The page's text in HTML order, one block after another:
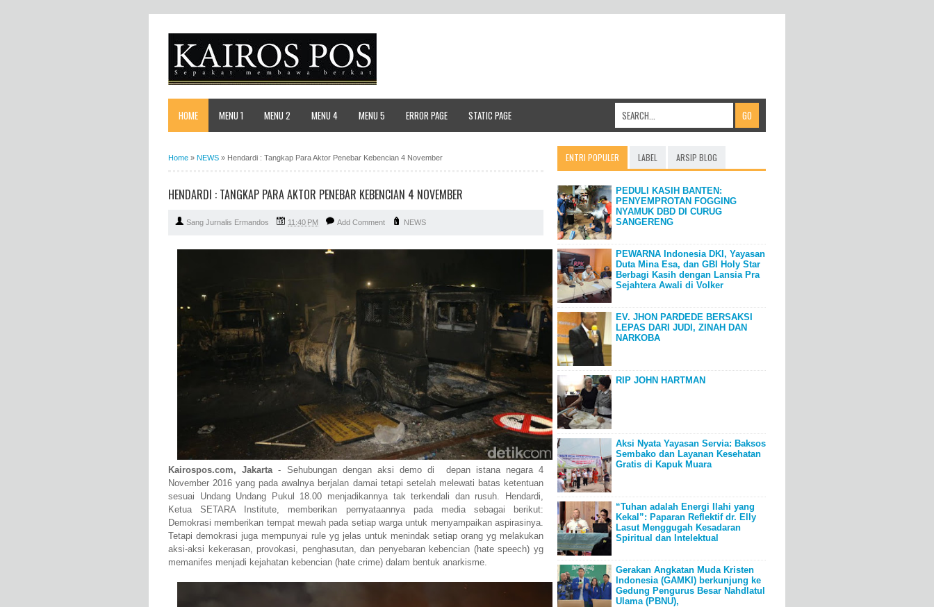
HOME MENU 1 MENU 2 MENU 4 MENU 5 ERROR PAGE STATIC PAGE
Home » NEWS » Hendardi : Tangkap Para Aktor Penebar Kebencian 4 November
HENDARDI : TANGKAP PARA AKTOR PENEBAR KEBENCIAN 4 NOVEMBER
Sang Jurnalis Ermandos 11:40 PM Add Comment NEWS
Kairospos.com, Jakarta- Sehubungan dengan aksi demo di depan istana negara 4
November 2016 yang pada awalnya berjalan damai tetapi setelah melewati batas ketentuan
sesuai Undang Undang Pukul 18.00 menjadikannya tak terkendali dan rusuh. Hendardi,
Ketua SETARA Institute, memberikan pernyataannya pada media sebagai berikut:
Demokrasi memberikan tempat mewah pada setiap warga untuk menyampaikan aspirasinya.
Tetapi demokrasi juga mempunyai rule yg jelas untuk menindak setiap orang yg melakukan
aksi-aksi kekerasan, provokasi, penghasutan, dan penyebaran kebencian (hate speech) yg
memanifes menjadi kejahatan kebencian (hate crime) dalam bentuk anarkisme.
ENTRI POPULER LABEL ARSIP BLOG
PEDULI KASIH BANTEN:
PENYEMPROTAN FOGGING
NYAMUK DBD DI CURUG
SANGERENG
PEWARNA Indonesia DKI, Yayasan
Duta Mina Esa, dan GBI Holy Star
Berbagi Kasih dengan Lansia Pra
Sejahtera Awali di Volker
EV. JHON PARDEDE BERSAKSI
LEPAS DARI JUDI, ZINAH DAN
NARKOBA
RIP JOHN HARTMAN
Aksi Nyata Yayasan Servia: Baksos
Sembako dan Layanan Kesehatan
Gratis di Kapuk Muara
“Tuhan adalah Energi Ilahi yang
Kekal”: Paparan Reflektif dr. Elly
Lasut Menggugah Kesadaran
Spiritual dan Intelektual
Gerakan Angkatan Muda Kristen
Indonesia (GAMKI) berkunjung ke
Gedung Pengurus Besar Nahdlatul
Ulama (PBNU),